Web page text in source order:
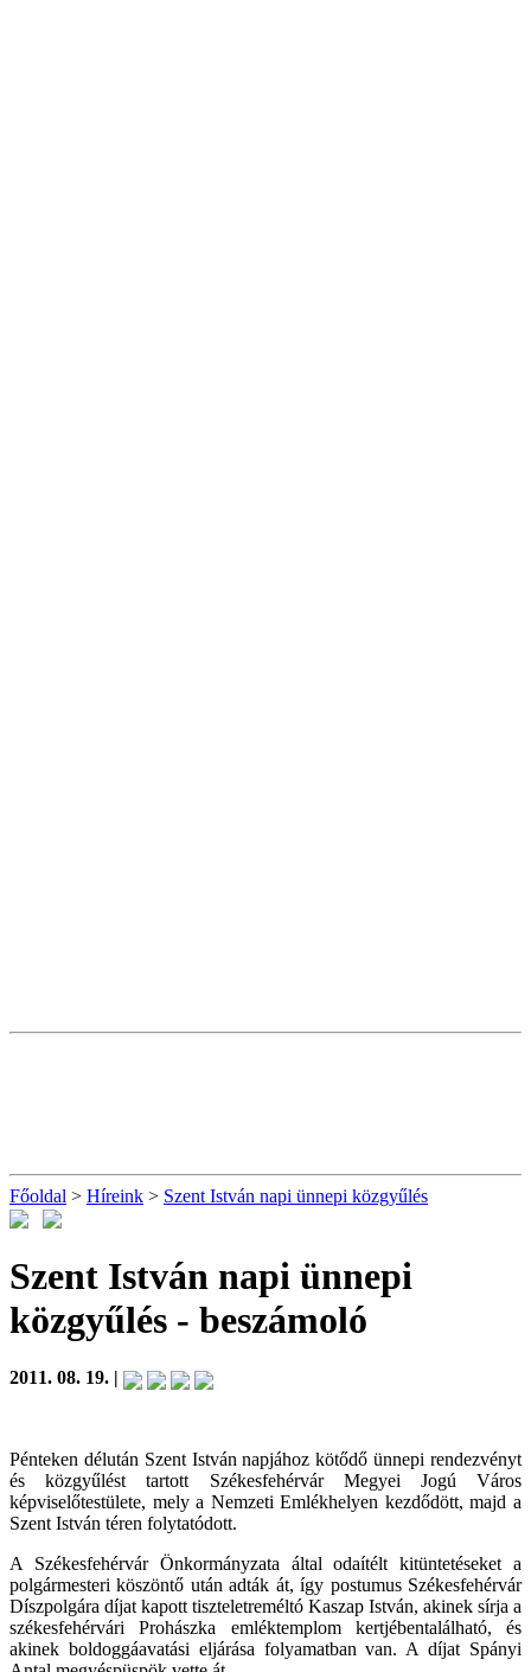
Főoldal > Híreink > Szent István napi ünnepi közgyűlés
Szent István napi ünnepi
közgyűlés - beszámoló
2011. 08. 19. |
Pénteken délután Szent István napjához kötődő ünnepi rendezvényt
és közgyűlést tartott Székesfehérvár Megyei Jogú Város
képviselőtestülete, mely a Nemzeti Emlékhelyen kezdődött, majd a
Szent István téren folytatódott.
A Székesfehérvár Önkormányzata által odaítélt kitüntetéseket a
polgármesteri köszöntő után adták át, így postumus Székesfehérvár
Díszpolgára díjat kapott tiszteletreméltó Kaszap István, akinek sírja a
székesfehérvári Prohászka emléktemplom kertjébentalálható, és
akinek boldoggáavatási eljárása folyamatban van. A díjat Spányi